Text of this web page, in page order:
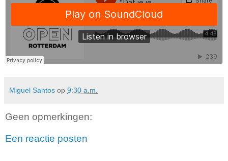
Miguel Santos op 9:30 a.m.
Geen opmerkingen:
Een reactie posten